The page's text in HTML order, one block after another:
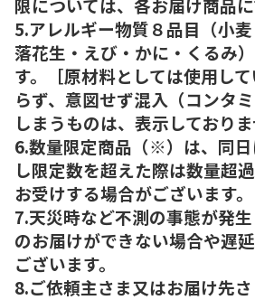
限については、各お届け商品に
5.アレルギー物質８品目（小
落花生・えび・かに・くるみ
す。［原材料としては使用し
らず、意図せず混入（コンタ
しまうものは、表示しておりま
6.数量限定商品（※）は、同
し限定数を超えた際は数量超
お受けする場合がございます。
7.天災時など不測の事態が発
のお届けができない場合や遅
ございます。
8.ご依頼主さま又はお届け先